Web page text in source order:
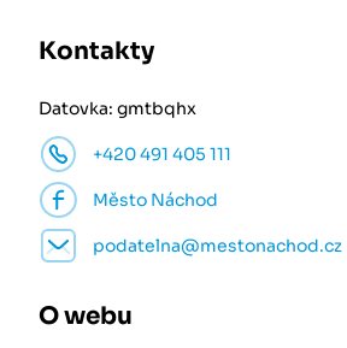
Kontakty
Datovka: gmtbqhx
+420 491 405 111
Město Náchod
podatelna@mestonachod.cz
O webu